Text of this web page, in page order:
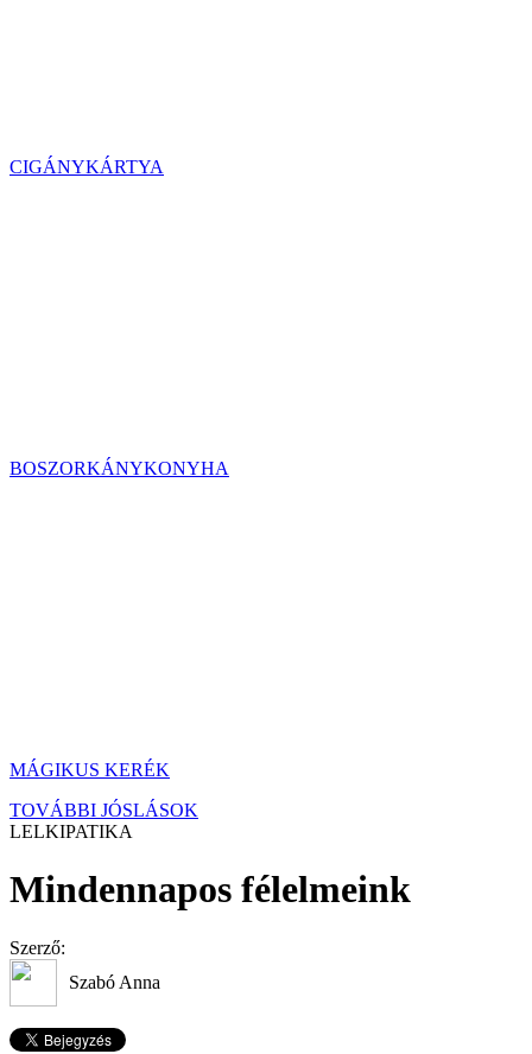
CIGÁNYKÁRTYA
BOSZORKÁNYKONYHA
MÁGIKUS KERÉK
TOVÁBBI JÓSLÁSOK
LELKIPATIKA
Mindennapos félelmeink
Szerző:
Szabó Anna